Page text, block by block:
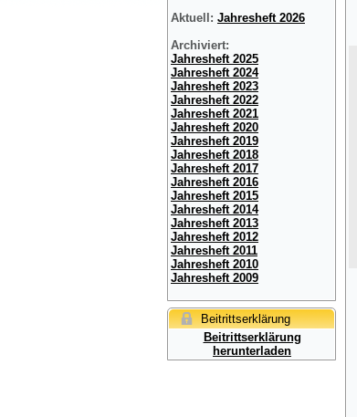
Aktuell: Jahresheft 2026
Archiviert:
Jahresheft 2025
Jahresheft 2024
Jahresheft 2023
Jahresheft 2022
Jahresheft 2021
Jahresheft 2020
Jahresheft 2019
Jahresheft 2018
Jahresheft 2017
Jahresheft 2016
Jahresheft 2015
Jahresheft 2014
Jahresheft 2013
Jahresheft 2012
Jahresheft 2011
Jahresheft 2010
Jahresheft 2009
Beitrittserklärung
Beitrittserklärung
herunterladen